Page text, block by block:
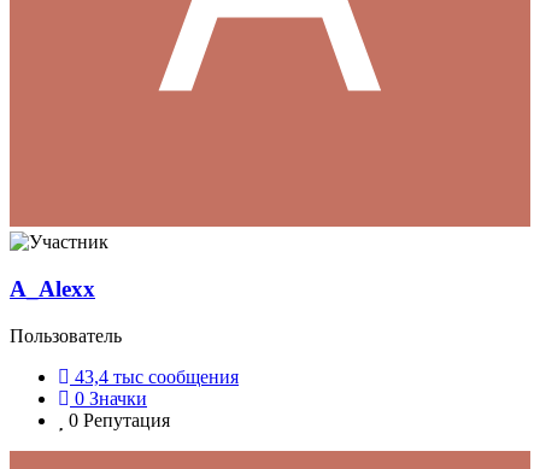
A_Alexx
Пользователь
43,4 тыс сообщения
0 Значки
0 Репутация